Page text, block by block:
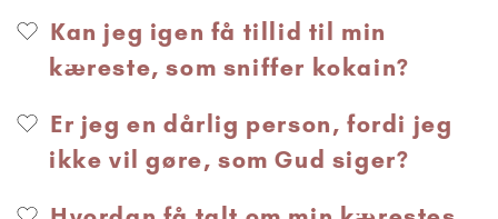
Kan jeg igen få tillid til min
kæreste, som sniffer kokain?
Er jeg en dårlig person, fordi jeg
ikke vil gøre, som Gud siger?